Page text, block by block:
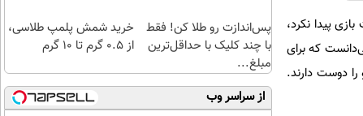
پیدا نکرد،
که برای
دوست دارند.
پس‌اندازت رو طلا کن! فقط
با چند کلیک با حداقل‌ترین
مبلغ...
خرید شمش پلمپ طلاسی،
از ۰.۵ گرم تا ۱۰ گرم
از سراسر وب